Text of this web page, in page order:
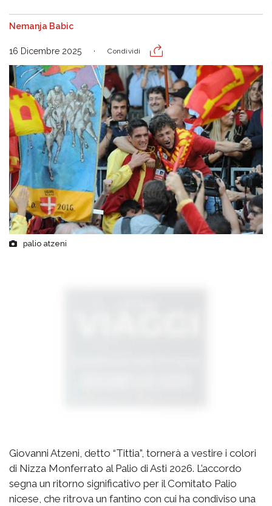
Nemanja Babic
16 Dicembre 2025 Condividi
palio atzeni
Giovanni Atzeni, detto “Tittia”, tornerà a vestire i colori
di Nizza Monferrato al Palio di Asti 2026. L’accordo
segna un ritorno significativo per il Comitato Palio
nicese, che ritrova un fantino con cui ha condiviso una